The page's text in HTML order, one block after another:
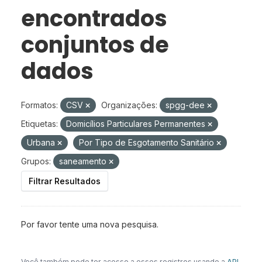
encontrados
conjuntos de
dados
Formatos: CSV Organizações:
spgg-dee
Etiquetas:
Domicílios Particulares Permanentes
Urbana
Por Tipo de Esgotamento Sanitário
Grupos:
saneamento
Filtrar Resultados
Por favor tente uma nova pesquisa.